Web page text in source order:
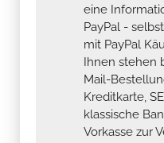
eine
PayPal -
mit PayPal
Ihnen stehen
Mail-
Kreditkarte,
klassische
Vorkasse zur